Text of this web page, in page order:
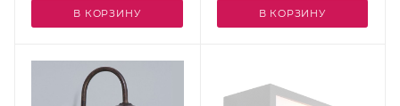
В КОРЗИНУ В КОРЗИНУ